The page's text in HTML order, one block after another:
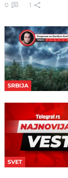
0 1
SRBIJA
SVET